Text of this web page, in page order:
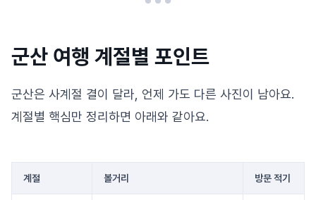
군산 여행 계절별 포인트
군산은 사계절 결이 달라, 언제 가도 다른 사진이 남아요.
계절별 핵심만 정리하면 아래와 같아요.
계절 볼거리 방문 적기